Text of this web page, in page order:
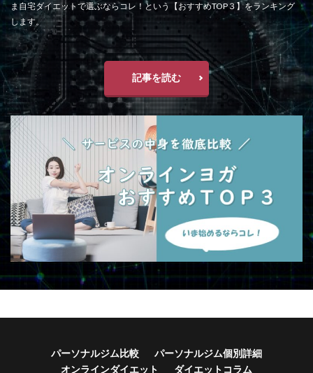
ま自宅ダイエットで選ぶならコレ！という【おすすめTOP３】をランキング
します。
記事を読む
パーソナルジム比較
パーソナルジム個別詳細
オンラインダイエット
ダイエットコラム